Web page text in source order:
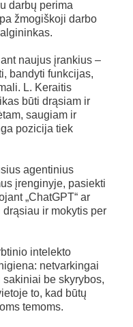
darbų perima
žmogiškoji darbo
naujus įrankius –
bandyti funkcijas,
L. Keraitis
būti drąsiam ir
saugiam ir
pozicija tiek
agentinius
įrenginyje, pasiekti
„ChatGPT“ ar
ir mokytis per
intelekto
netvarkingai
be skyrybos,
to, kad būtų
temoms.